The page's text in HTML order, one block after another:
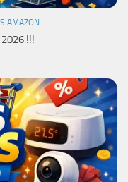
AMAZON
!!!